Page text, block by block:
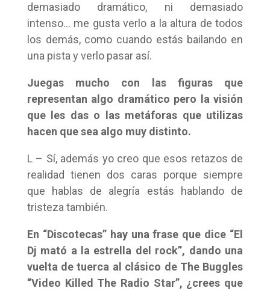
demasiado dramático, ni demasiado
intenso… me gusta verlo a la altura de todos
los demás, como cuando estás bailando en
una pista y verlo pasar así.
Juegas mucho con las figuras que
representan algo dramático pero la visión
que les das o las metáforas que utilizas
hacen que sea algo muy distinto.
L – Sí, además yo creo que esos retazos de
realidad tienen dos caras porque siempre
que hablas de alegría estás hablando de
tristeza también.
En “Discotecas” hay una frase que dice “El
Dj mató a la estrella del rock”, dando una
vuelta de tuerca al clásico de The Buggles
“Video Killed The Radio Star”, ¿crees que